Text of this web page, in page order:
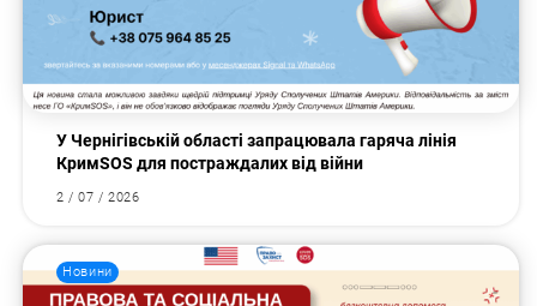
У Чернігівській області запрацювала гаряча лінія
КримSOS для постраждалих від війни
2 / 07 / 2026
Новини